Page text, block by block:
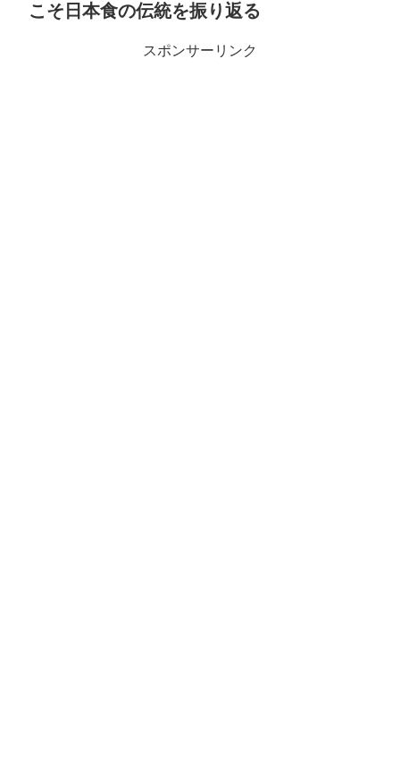
こそ日本食の伝統を振り返る
スポンサーリンク